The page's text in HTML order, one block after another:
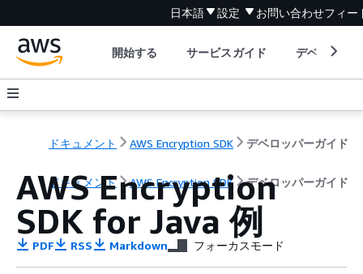
日本語 設定 お問い合わせフィー
開始する サービスガイド デベロッパ
ドキュメント AWS Encryption SDK デベロッパーガイド
ドキュメント AWS Encryption SDK デベロッパーガイド
AWS Encryption
SDK for Java 例
PDF RSS Markdown フォーカスモード